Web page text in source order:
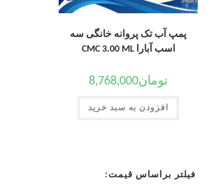
پمپ آب تک پروانه خانگی سه
اسب آبارا CMC 3.00 ML
تومان8,768,000
افزودن به سبد خرید
فیلتر براساس قیمت: